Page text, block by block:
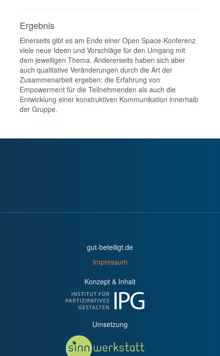
Ergebnis
Einerseits gibt es am Ende einer Open Space-Konferenz
viele neue Ideen und Vorschläge für den Umgang mit
dem jeweiligen Thema. Andererseits haben sich aber
auch qualitative Veränderungen durch die Art der
Zusammenarbeit ergeben: die Erfahrung von
Empowerment für die Teilnehmenden als auch die
Entwicklung einer konstruktiven Kommunikation innerhalb
der Gruppe.
gut-beteiligt.de
Impressum
Konzept & Inhalt
Umsetzung